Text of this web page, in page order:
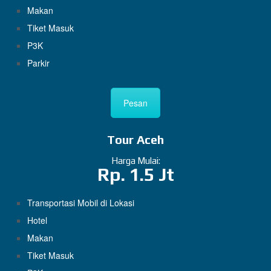
Makan
Tiket Masuk
P3K
Parkir
Pesan
Tour Aceh
Harga Mulai:
Rp. 1.5 Jt
Transportasi Mobil di Lokasi
Hotel
Makan
Tiket Masuk